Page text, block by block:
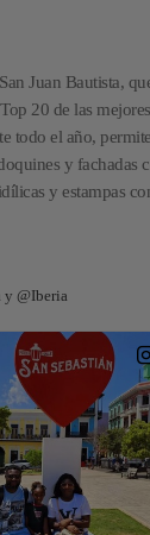
Juan Bautista,
20 de las
todo el año,
y fachadas
y estampas
y @Iberia